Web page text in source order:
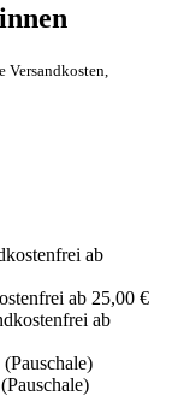
Versandkosten,
ab
ab 25,00 €
ab